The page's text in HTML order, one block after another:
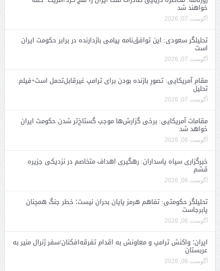
خواهند شد
آگوست 07, 2026
تحلیلگر سعودی: این توافق‌نامه پیامی بازدارنده در برابر حکومت ایران
است
آگوست 07, 2026
مقام آمریکایی: تصورِ بازنده بودن برای ترامپ غیرقابل‌تحمل است+فیلم:
تحلیل
آگوست 07, 2026
مقامات آمریکایی: برخی گزارش‌ها موجب گستاخ‌تر شدن حکومت ایران
خواهد شد
آگوست 06, 2026
خبرگزاری سپاه پاسداران: رهگیری اهداف متخاصم در نزدیکی جزیره
قشم
آگوست 06, 2026
تحلیلگر حکومتی: تفاهم هرمز پایان بحران نیست؛ خطر جنگ همچنان
پابرجاست
آگوست 06, 2026
ایران؛ واکنش ترامپ و معاونش به اقدام تفرقه‌افکنان/سفر ژنرال منیر به
عربستان
آگوست 06, 2026